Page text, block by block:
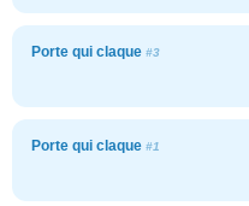
Porte qui claque #3
Porte qui claque #1